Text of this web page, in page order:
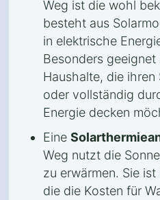
Weg ist die wohl
besteht aus
in elektrische
Besonders
Haushalte, die
oder vollständig
Energie decken
Eine
Weg nutzt die
zu erwärmen. Sie
die die Kosten für